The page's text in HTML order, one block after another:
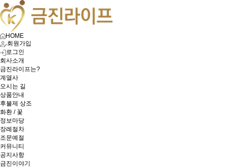
HOME
회원가입
로그인
회사소개
금진라이프는?
계열사
오시는 길
상품안내
후불제 상조
화환 / 꽃
정보마당
장례절차
조문예절
커뮤니티
공지사항
금진이야기